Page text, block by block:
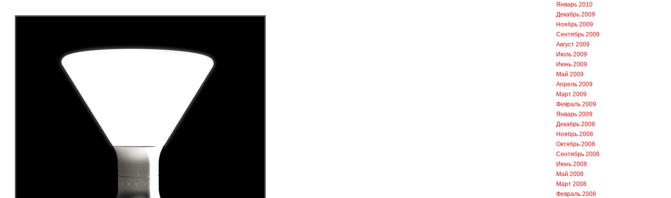
Январь 2010
Декабрь 2009
Ноябрь 2009
Сентябрь 2009
Август 2009
Июль 2009
Июнь 2009
Май 2009
Апрель 2009
Март 2009
Февраль 2009
Январь 2009
Декабрь 2008
Ноябрь 2008
Октябрь 2008
Сентябрь 2008
Июнь 2008
Май 2008
Март 2008
Февраль 2008